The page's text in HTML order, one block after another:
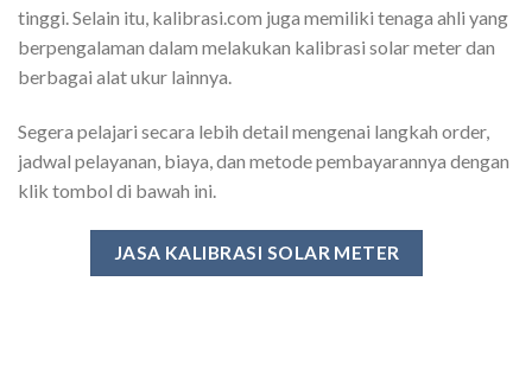
tinggi. Selain itu, kalibrasi.com juga memiliki tenaga ahli yang
berpengalaman dalam melakukan kalibrasi solar meter dan
berbagai alat ukur lainnya.
Segera pelajari secara lebih detail mengenai langkah order,
jadwal pelayanan, biaya, dan metode pembayarannya dengan
klik tombol di bawah ini.
JASA KALIBRASI SOLAR METER